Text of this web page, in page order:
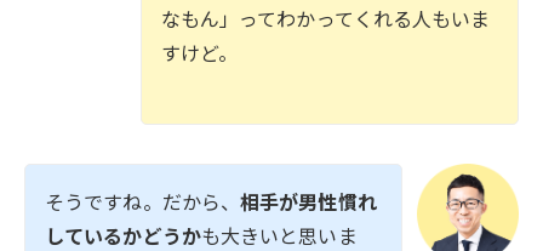
なもん」ってわかってくれる人もいま
すけど。
そうですね。だから、 相手が男性慣れ
しているかどうかも大きいと思いま